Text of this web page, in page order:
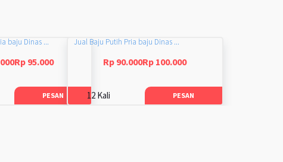
baju Dinas ...
95.000
PESAN
Jual Baju Putih Pria baju Dinas ...
Rp 90.000Rp 100.000
12 Kali PESAN